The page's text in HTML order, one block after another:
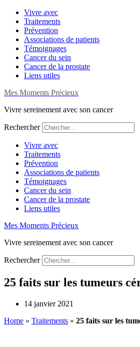
Aller
contenu
Vivre avec
Traitements
Prévention
Associations de patients
Témoignages
Cancer du sein
Cancer de la prostate
Liens utiles
Mes Moments Précieux
Vivre sereinement avec son cancer
Rechercher
Vivre avec
Traitements
Prévention
Associations de patients
Témoignages
Cancer du sein
Cancer de la prostate
Liens utiles
Mes Moments Précieux
Vivre sereinement avec son cancer
Rechercher
25 faits sur les tumeurs
14 janvier 2021
Home » Traitements » 25 faits sur les